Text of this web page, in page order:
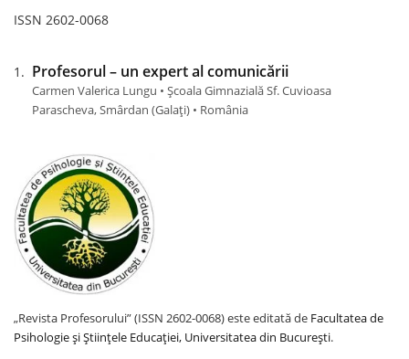
ISSN 2602-0068
Profesorul – un expert al comunicării
Carmen Valerica Lungu • Școala Gimnazială Sf. Cuvioasa
Parascheva, Smârdan (Galaţi) • România
„Revista Profesorului” (ISSN 2602-0068) este editată de Facultatea de
Psihologie și Științele Educației, Universitatea din București.